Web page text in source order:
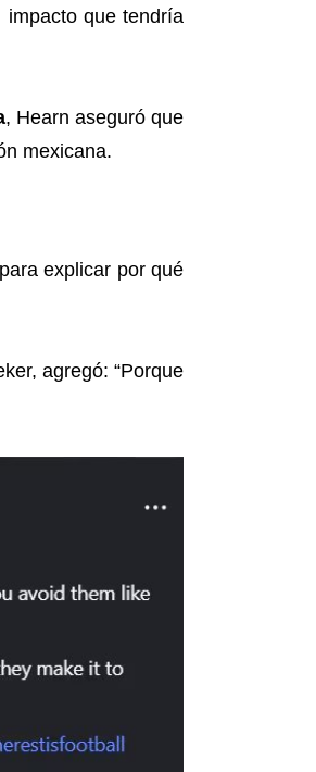
impacto que tendría
, Hearn aseguró que
mexicana.
explicar por qué
agregó: “Porque